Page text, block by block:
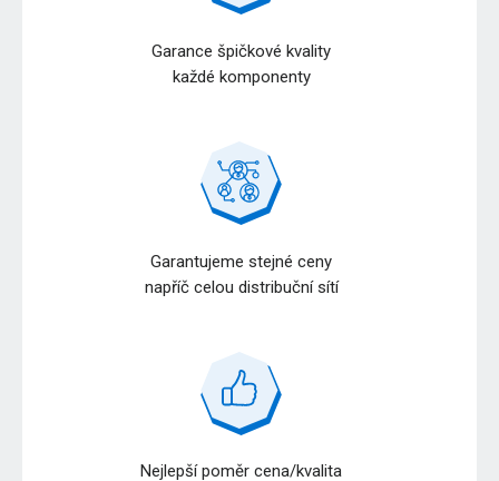
Garance špičkové kvality
každé komponenty
Garantujeme stejné ceny
napříč celou distribuční sítí
Nejlepší poměr cena/kvalita